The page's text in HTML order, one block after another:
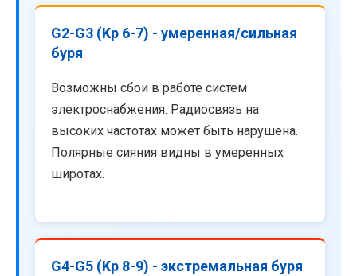
G2-G3 (Kp 6-7) - умеренная/сильная
буря
Возможны сбои в работе систем
электроснабжения. Радиосвязь на
высоких частотах может быть нарушена.
Полярные сияния видны в умеренных
широтах.
G4-G5 (Kp 8-9) - экстремальная буря